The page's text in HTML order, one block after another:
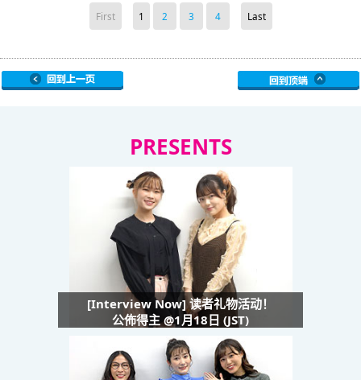
First 1 2 3 4 Last
PRESENTS
[Interview Now] 读者礼物活动！
公佈得主 @1月18日 (JST)